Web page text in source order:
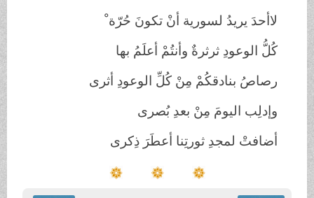
لاأحدَ يريدُ لسورية أنْ تكونَ حُرّة ْ
كُلُّ الوعودِ ثرثرةٌ وأنتُمْ أعلَمُ بها
رصاصُ بنادقكُمْ مِنْ كُلِّ الوعودِ أثرى
وإدلِب اليومَ مِنْ بعدِ بُصرى
أضافتْ لمجدِ ثورتِنا أعطَرَ ذِكرى